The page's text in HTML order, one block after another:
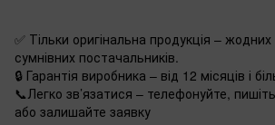
✅ Тільки оригінальна продукція – жодних
сумнівних постачальників.
🔒 Гарантія виробника – від 12 місяців і
📞Легко зв’язатися – телефонуйте,
або залишайте заявку